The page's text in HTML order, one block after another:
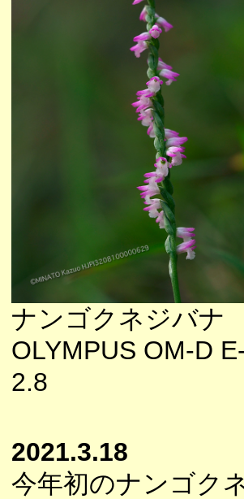
ナンゴクネジバナ
OLYMPUS OM-D
2.8
2021.3.18
今年初のナンゴク